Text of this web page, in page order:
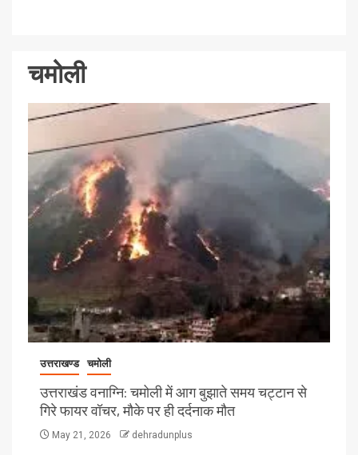
चमोली
उत्तराखण्ड चमोली
उत्तराखंड वनाग्नि: चमोली में आग बुझाते समय चट्टान से
गिरे फायर वॉचर, मौके पर ही दर्दनाक मौत
May 21, 2026 dehradunplus